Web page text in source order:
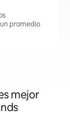
promedio
mejor